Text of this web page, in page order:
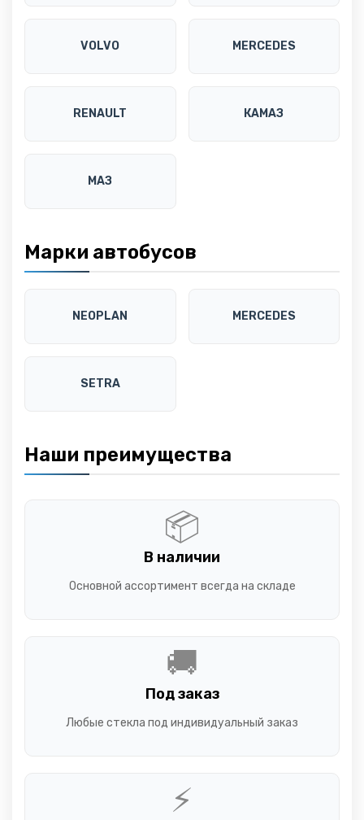
VOLVO MERCEDES
RENAULT КАМАЗ
МАЗ
Марки автобусов
NEOPLAN MERCEDES
SETRA
Наши преимущества
📦
В наличии
Основной ассортимент всегда на складе
🚚
Под заказ
Любые стекла под индивидуальный заказ
⚡